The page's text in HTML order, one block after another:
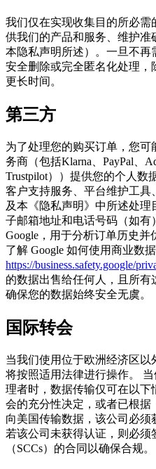
我们仅在实现收集目的所必
供我们的产品和服务、维护
本隐私声明所述）。一旦不
安全删除或完全匿名化处理，
更长时间。
第三方
为了处理您的购买订单，您
务商（包括Klarna、PayPal、
Trustpilot））提供您的个人数
客户支持服务、平台维护工具
及本《隐私声明》中所述处
子邮箱地址和电话号码（如
Google，用于分析订单历史
了解 Google 如何使用商业数
https://business.safety.google/
的数据出售给任何人，且所
确保您的数据始终安全无虞。
国际转会
当我们使用位于欧洲经济区
将按照适用法律进行操作。
理者时，数据传输仅可在以
会的充分性决定，或者已根
向美国传输数据，该公司必须
若该公司未获得认证，则必须
（SCCs）的合同以确保合规。